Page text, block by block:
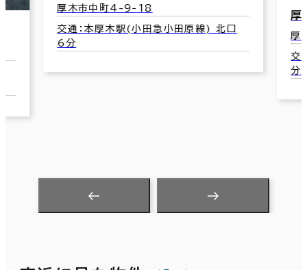
田急小田原線) 北口
厚木Ｔビル
厚木市中町3-2-6
交通：本厚木駅(小田急小田原
分